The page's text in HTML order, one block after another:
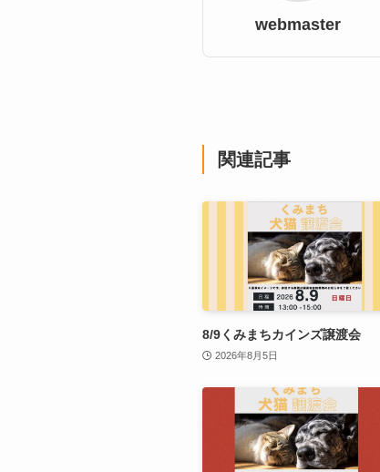
webmaster
関連記事
8/9くみまちカインズ譲渡会
2026年8月5日